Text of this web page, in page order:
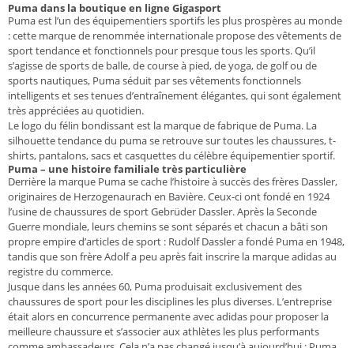
Puma dans la boutique en ligne Gigasport
Puma est l’un des équipementiers sportifs les plus prospères au monde
: cette marque de renommée internationale propose des vêtements de
sport tendance et fonctionnels pour presque tous les sports. Qu’il
s’agisse de sports de balle, de course à pied, de yoga, de golf ou de
sports nautiques, Puma séduit par ses vêtements fonctionnels
intelligents et ses tenues d’entraînement élégantes, qui sont également
très appréciées au quotidien.
Le logo du félin bondissant est la marque de fabrique de Puma. La
silhouette tendance du puma se retrouve sur toutes les chaussures, t-
shirts, pantalons, sacs et casquettes du célèbre équipementier sportif.
Puma – une histoire familiale très particulière
Derrière la marque Puma se cache l’histoire à succès des frères Dassler,
originaires de Herzogenaurach en Bavière. Ceux-ci ont fondé en 1924
l’usine de chaussures de sport Gebrüder Dassler. Après la Seconde
Guerre mondiale, leurs chemins se sont séparés et chacun a bâti son
propre empire d’articles de sport : Rudolf Dassler a fondé Puma en 1948,
tandis que son frère Adolf a peu après fait inscrire la marque adidas au
registre du commerce.
Jusque dans les années 60, Puma produisait exclusivement des
chaussures de sport pour les disciplines les plus diverses. L’entreprise
était alors en concurrence permanente avec adidas pour proposer la
meilleure chaussure et s’associer aux athlètes les plus performants